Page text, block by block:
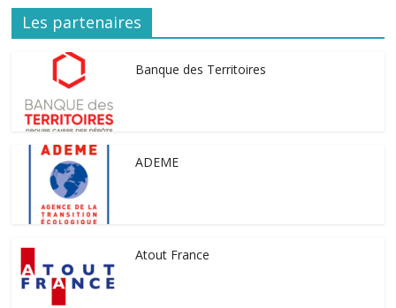
Les partenaires
Banque des Territoires
ADEME
Atout France